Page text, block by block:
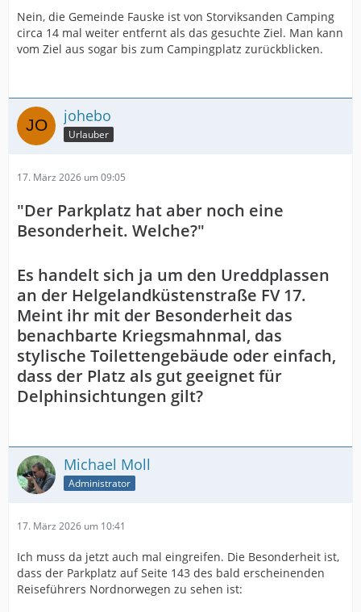
Nein, die Gemeinde Fauske ist von Storviksanden Camping
circa 14 mal weiter entfernt als das gesuchte Ziel. Man kann
vom Ziel aus sogar bis zum Campingplatz zurückblicken.
johebo
Urlauber
17. März 2026 um 09:05
"Der Parkplatz hat aber noch eine
Besonderheit. Welche?"
Es handelt sich ja um den Ureddplassen
an der Helgelandküstenstraße FV 17.
Meint ihr mit der Besonderheit das
benachbarte Kriegsmahnmal, das
stylische Toilettengebäude oder einfach,
dass der Platz als gut geeignet für
Delphinsichtungen gilt?
Michael Moll
Administrator
17. März 2026 um 10:41
Ich muss da jetzt auch mal eingreifen. Die Besonderheit ist,
dass der Parkplatz auf Seite 143 des bald erscheinenden
Reiseführers Nordnorwegen zu sehen ist: